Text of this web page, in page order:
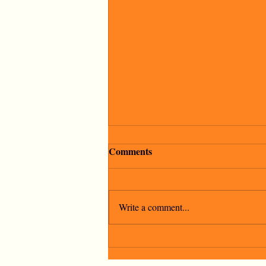
"La speranza è l'ultima a
morire"
Comments
Write a comment...